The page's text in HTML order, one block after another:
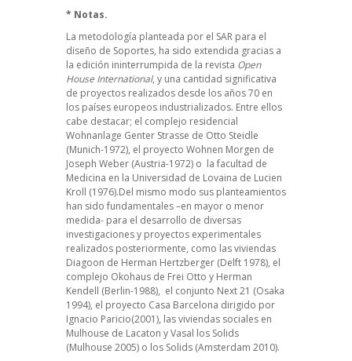
* Notas.
La metodología planteada por el SAR para el
diseño de Soportes, ha sido extendida gracias a
la edición ininterrumpida de la revista Open
House International, y una cantidad significativa
de proyectos realizados desde los años 70 en
los países europeos industrializados. Entre ellos
cabe destacar; el complejo residencial
Wohnanlage Genter Strasse de Otto Steidle
(Munich-1972), el proyecto Wohnen Morgen de
Joseph Weber (Austria-1972) o la facultad de
Medicina en la Universidad de Lovaina de Lucien
Kroll (1976).Del mismo modo sus planteamientos
han sido fundamentales –en mayor o menor
medida- para el desarrollo de diversas
investigaciones y proyectos experimentales
realizados posteriormente, como las viviendas
Diagoon de Herman Hertzberger (Delft 1978), el
complejo Okohaus de Frei Otto y Herman
Kendell (Berlin-1988), el conjunto Next 21 (Osaka
1994), el proyecto Casa Barcelona dirigido por
Ignacio Paricio(2001), las viviendas sociales en
Mulhouse de Lacaton y Vasal los Solids
(Mulhouse 2005) o los Solids (Amsterdam 2010).